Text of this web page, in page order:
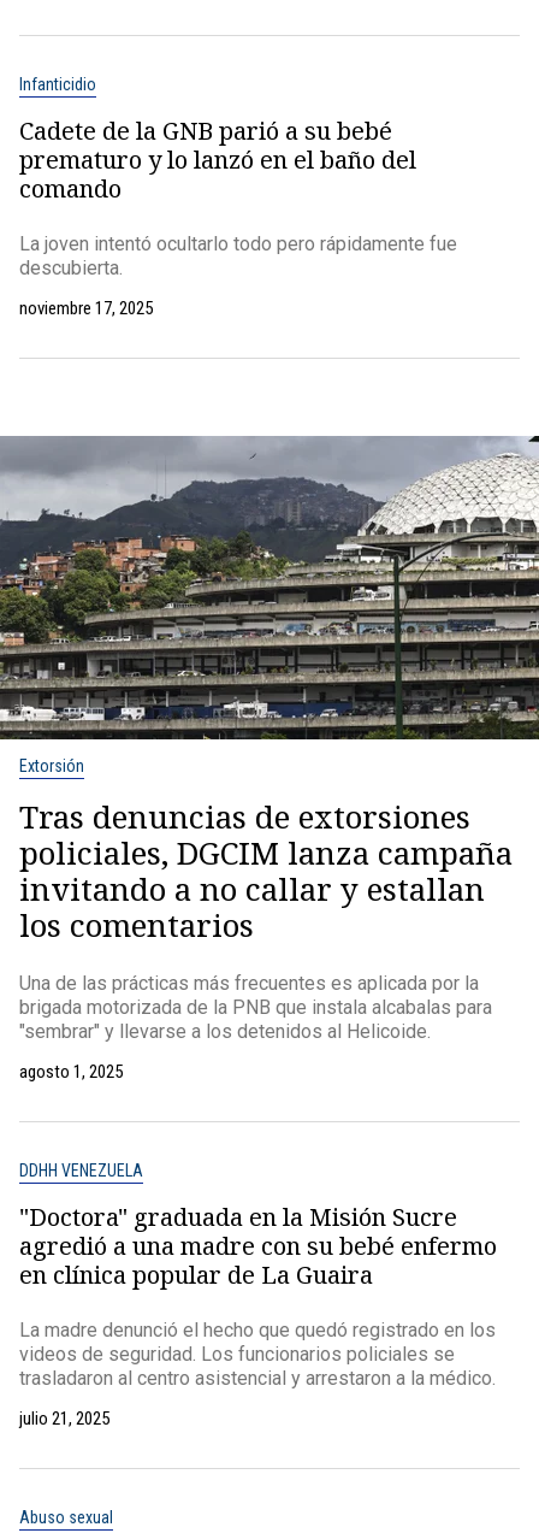
Infanticidio
Cadete de la GNB parió a su bebé
prematuro y lo lanzó en el baño del
comando
La joven intentó ocultarlo todo pero rápidamente fue
descubierta.
noviembre 17, 2025
Extorsión
Tras denuncias de extorsiones
policiales, DGCIM lanza campaña
invitando a no callar y estallan
los comentarios
Una de las prácticas más frecuentes es aplicada por la
brigada motorizada de la PNB que instala alcabalas para
"sembrar" y llevarse a los detenidos al Helicoide.
agosto 1, 2025
DDHH VENEZUELA
"Doctora" graduada en la Misión Sucre
agredió a una madre con su bebé enfermo
en clínica popular de La Guaira
La madre denunció el hecho que quedó registrado en los
videos de seguridad. Los funcionarios policiales se
trasladaron al centro asistencial y arrestaron a la médico.
julio 21, 2025
Abuso sexual